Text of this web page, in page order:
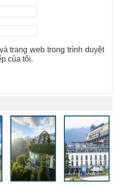
trang web trong trình duyệt
của tôi.